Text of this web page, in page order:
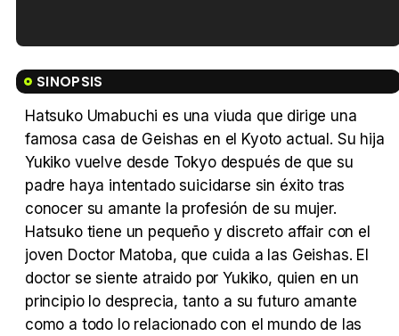
SINOPSIS
Hatsuko Umabuchi es una viuda que dirige una
famosa casa de Geishas en el Kyoto actual. Su hija
Yukiko vuelve desde Tokyo después de que su
padre haya intentado suicidarse sin éxito tras
conocer su amante la profesión de su mujer.
Hatsuko tiene un pequeño y discreto affair con el
joven Doctor Matoba, que cuida a las Geishas. El
doctor se siente atraido por Yukiko, quien en un
principio lo desprecia, tanto a su futuro amante
como a todo lo relacionado con el mundo de las